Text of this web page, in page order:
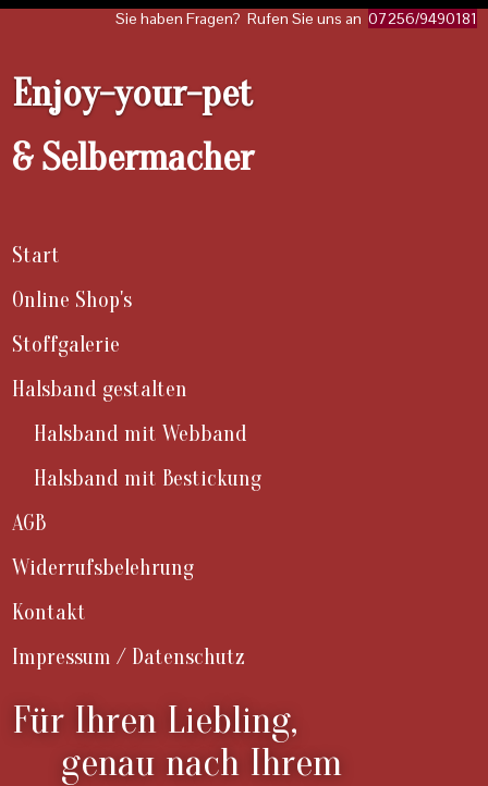
Sie haben Fragen? Rufen Sie uns an 07256/9490181
Enjoy-your-pet
& Selbermacher
Start
Online Shop's
Stoffgalerie
Halsband gestalten
Halsband mit Webband
Halsband mit Bestickung
AGB
Widerrufsbelehrung
Kontakt
Impressum / Datenschutz
Für Ihren Liebling,
genau nach Ihrem